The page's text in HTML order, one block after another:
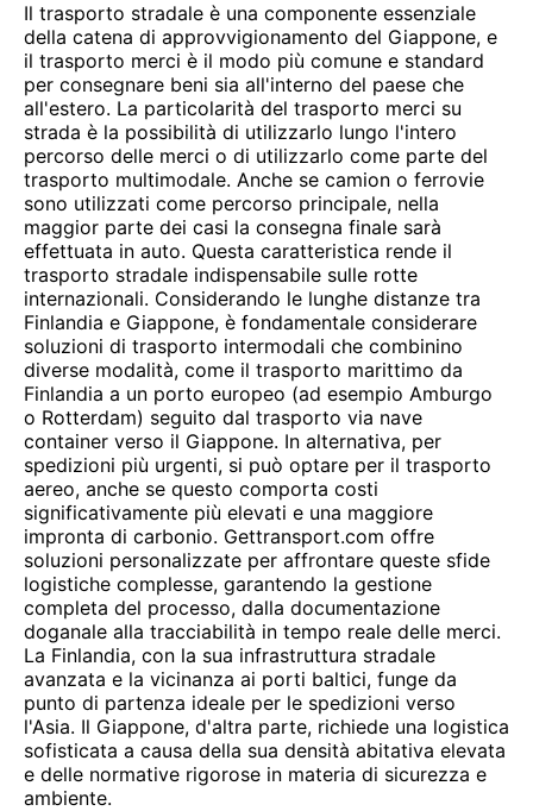
Il trasporto stradale è una componente essenziale
della catena di approvvigionamento del Giappone, e
il trasporto merci è il modo più comune e standard
per consegnare beni sia all'interno del paese che
all'estero. La particolarità del trasporto merci su
strada è la possibilità di utilizzarlo lungo l'intero
percorso delle merci o di utilizzarlo come parte del
trasporto multimodale. Anche se camion o ferrovie
sono utilizzati come percorso principale, nella
maggior parte dei casi la consegna finale sarà
effettuata in auto. Questa caratteristica rende il
trasporto stradale indispensabile sulle rotte
internazionali. Considerando le lunghe distanze tra
Finlandia e Giappone, è fondamentale considerare
soluzioni di trasporto intermodali che combinino
diverse modalità, come il trasporto marittimo da
Finlandia a un porto europeo (ad esempio Amburgo
o Rotterdam) seguito dal trasporto via nave
container verso il Giappone. In alternativa, per
spedizioni più urgenti, si può optare per il trasporto
aereo, anche se questo comporta costi
significativamente più elevati e una maggiore
impronta di carbonio. Gettransport.com offre
soluzioni personalizzate per affrontare queste sfide
logistiche complesse, garantendo la gestione
completa del processo, dalla documentazione
doganale alla tracciabilità in tempo reale delle merci.
La Finlandia, con la sua infrastruttura stradale
avanzata e la vicinanza ai porti baltici, funge da
punto di partenza ideale per le spedizioni verso
l'Asia. Il Giappone, d'altra parte, richiede una logistica
sofisticata a causa della sua densità abitativa elevata
e delle normative rigorose in materia di sicurezza e
ambiente.